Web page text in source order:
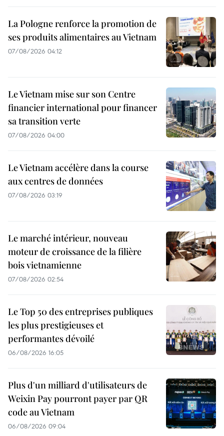
La Pologne renforce la promotion de
ses produits alimentaires au Vietnam
07/08/2026 04:12
Le Vietnam mise sur son Centre
financier international pour financer
sa transition verte
07/08/2026 04:00
Le Vietnam accélère dans la course
aux centres de données
07/08/2026 03:19
Le marché intérieur, nouveau
moteur de croissance de la filière
bois vietnamienne
07/08/2026 02:54
Le Top 50 des entreprises publiques
les plus prestigieuses et
performantes dévoilé
06/08/2026 16:05
Plus d'un milliard d'utilisateurs de
Weixin Pay pourront payer par QR
code au Vietnam
06/08/2026 09:04